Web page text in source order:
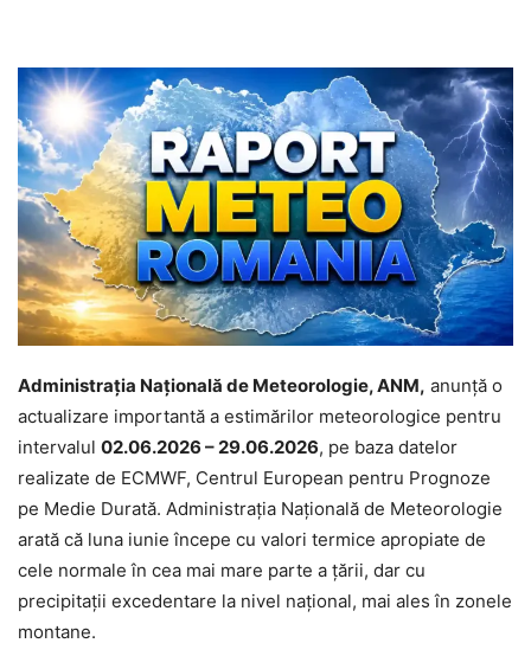
Administrația Națională de Meteorologie, ANM, anunță o
actualizare importantă a estimărilor meteorologice pentru
intervalul 02.06.2026 – 29.06.2026, pe baza datelor
realizate de ECMWF, Centrul European pentru Prognoze
pe Medie Durată. Administrația Națională de Meteorologie
arată că luna iunie începe cu valori termice apropiate de
cele normale în cea mai mare parte a țării, dar cu
precipitații excedentare la nivel național, mai ales în zonele
montane.